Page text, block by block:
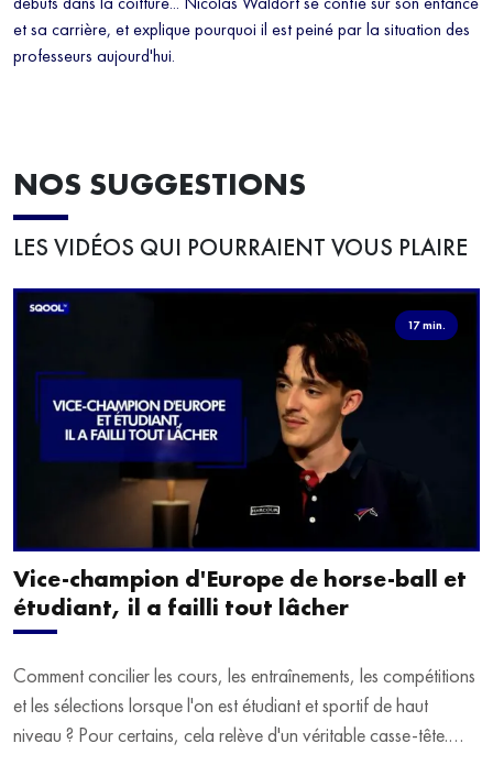
et sa carrière, et explique pourquoi il est peiné par la situation des
professeurs aujourd'hui.
NOS SUGGESTIONS
LES VIDÉOS QUI POURRAIENT VOUS PLAIRE
17 min.
Vice-champion d'Europe de horse-ball et
étudiant, il a failli tout lâcher
Comment concilier les cours, les entraînements, les compétitions
et les sélections lorsque l'on est étudiant et sportif de haut
niveau ? Pour certains, cela relève d'un véritable casse-tête.